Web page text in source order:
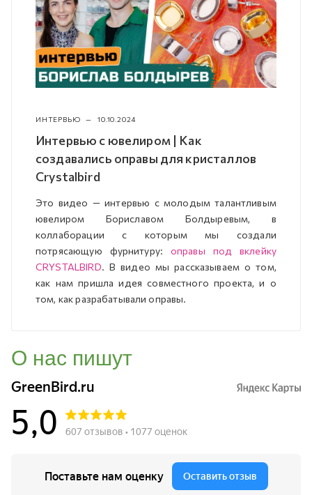
ИНТЕРВЬЮ — 10.10.2024
Интервью с ювелиром | Как
создавались оправы для кристаллов
Crystalbird
Это видео — интервью с молодым талантливым
ювелиром Бориславом Болдыревым, в
коллаборации с которым мы создали
потрясающую фурнитуру: оправы под вклейку
CRYSTALBIRD. В видео мы рассказываем о том,
как нам пришла идея совместного проекта, и о
том, как разрабатывали оправы.
О нас пишут